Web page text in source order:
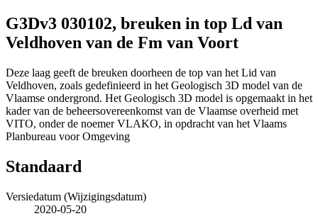
G3Dv3 030102, breuken in top Ld van
Veldhoven van de Fm van Voort
Deze laag geeft de breuken doorheen de top van het Lid van
Veldhoven, zoals gedefinieerd in het Geologisch 3D model van de
Vlaamse ondergrond. Het Geologisch 3D model is opgemaakt in het
kader van de beheersovereenkomst van de Vlaamse overheid met
VITO, onder de noemer VLAKO, in opdracht van het Vlaams
Planbureau voor Omgeving
Standaard
Versiedatum (Wijzigingsdatum)
2020-05-20